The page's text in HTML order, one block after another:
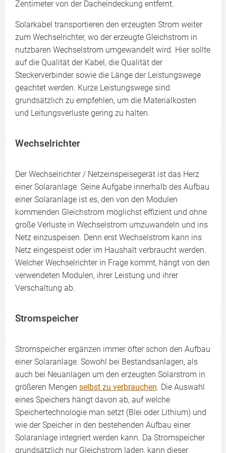
Zentimeter von der Dacheindeckung entfernt.
Solarkabel transportieren den erzeugten Strom weiter
zum Wechselrichter, wo der erzeugte Gleichstrom in
nutzbaren Wechselstrom umgewandelt wird. Hier sollte
auf die Qualität der Kabel, die Qualität der
Steckerverbinder sowie die Länge der Leistungswege
geachtet werden. Kurze Leistungswege sind
grundsätzlich zu empfehlen, um die Materialkosten
und Leitungsverluste gering zu halten.
Wechselrichter
Der Wechselrichter / Netzeinspeisegerät ist das Herz
einer Solaranlage. Seine Aufgabe innerhalb des Aufbau
einer Solaranlage ist es, den von den Modulen
kommenden Gleichstrom möglichst effizient und ohne
große Verluste in Wechselstrom umzuwandeln und ins
Netz einzuspeisen. Denn erst Wechselstrom kann ins
Netz eingespeist oder im Haushalt verbraucht werden.
Welcher Wechselrichter in Frage kommt, hängt von den
verwendeten Modulen, ihrer Leistung und ihrer
Verschaltung ab.
Stromspeicher
Stromspeicher ergänzen immer öfter schon den Aufbau
einer Solaranlage. Sowohl bei Bestands­anlagen, als
auch bei Neuanlagen um den erzeugten Solarstrom in
größeren Mengen selbst zu verbrauchen. Die Auswahl
eines Speichers hängt davon ab, auf welche
Speichertechnologie man setzt (Blei oder Lithium) und
wie der Speicher in den bestehenden Aufbau einer
Solaranlage integriert werden kann. Da Stromspeicher
grundsätzlich nur Gleichstrom laden, kann dieser